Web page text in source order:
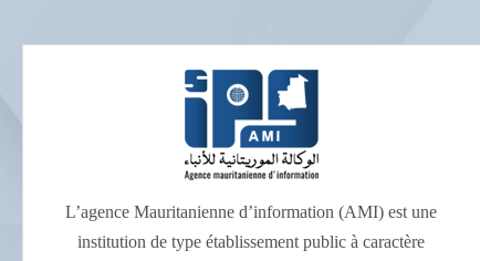
L’agence Mauritanienne d’information (AMI) est une
institution de type établissement public à caractère